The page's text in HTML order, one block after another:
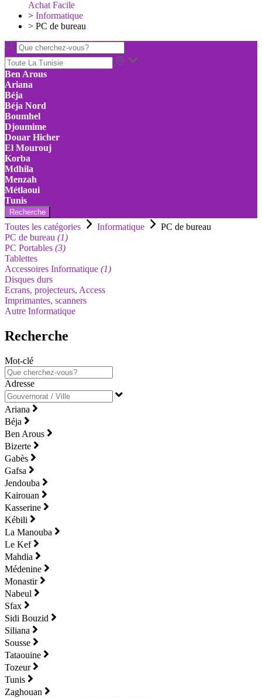
Achat Facile
> Informatique
> PC de bureau
Ben Arous
Ariana
Béja
Béja Nord
Boumhel
Djoumime
Douar Hicher
El Mourouj
Korba
Mdhila
Menzah
Métlaoui
Tunis
Recherche
Toutes les catégories Informatique
PC de bureau
PC de bureau (1)
PC Portables (3)
Tablettes
Accessoires Informatique (1)
Disques durs
Ecrans, projecteurs, Access
Imprimantes, scanners
Autre Informatique
Recherche
Mot-clé
Adresse
Ariana
Béja
Ben Arous
Bizerte
Gabès
Gafsa
Jendouba
Kairouan
Kasserine
Kébili
La Manouba
Le Kef
Mahdia
Médenine
Monastir
Nabeul
Sfax
Sidi Bouzid
Siliana
Sousse
Tataouine
Tozeur
Tunis
Zaghouan